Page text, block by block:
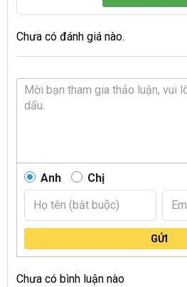
Chưa có đánh giá nào.
Anh Chị
GỬI
Chưa có bình luận nào